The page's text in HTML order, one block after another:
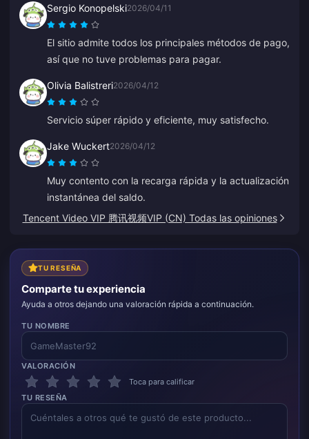
Sergio Konopelski2026/04/11
El sitio admite todos los principales métodos de pago,
así que no tuve problemas para pagar.
Olivia Balistreri2026/04/12
Servicio súper rápido y eficiente, muy satisfecho.
Jake Wuckert2026/04/12
Muy contento con la recarga rápida y la actualización
instantánea del saldo.
Tencent Video VIP 腾讯视频VIP (CN) Todas las opiniones
TU RESEÑA
Comparte tu experiencia
Ayuda a otros dejando una valoración rápida a continuación.
TU NOMBRE
VALORACIÓN
Toca para calificar
TU RESEÑA